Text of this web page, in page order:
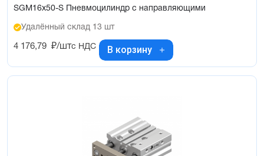
SGM16x50-S Пневмоцилиндр с направляющими
Удалённый склад 13 шт
4 176,79 ₽/штс НДС В корзину